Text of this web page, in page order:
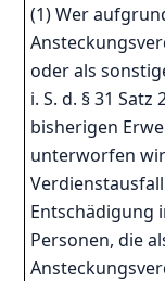
(1) Wer
oder als
i. S. d. § 31
bisherigen
unterworfen
Entschädigung
Personen, die